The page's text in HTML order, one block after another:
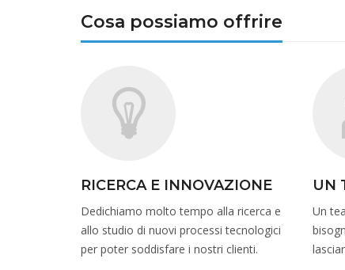
Cosa possiamo offrire
RICERCA E INNOVAZIONE
Dedichiamo molto tempo alla ricerca e
allo studio di nuovi processi tecnologici
per poter soddisfare i nostri clienti.
UN
Un